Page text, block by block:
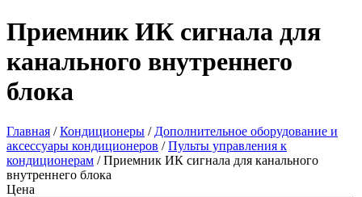
Приемник ИК сигнала для
канального внутреннего
блока
Главная /Кондиционеры / Дополнительное оборудование и
аксессуары кондиционеров /Пульты управления к
кондиционерам / Приемник ИК сигнала для канального
внутреннего блока
Цена